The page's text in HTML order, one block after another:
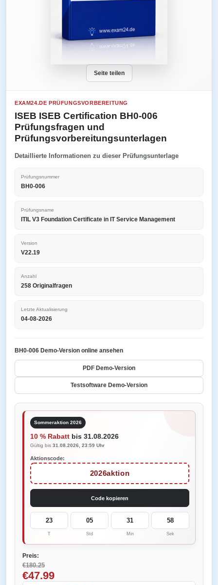
Seite teilen
EXAM24.DE PRÜFUNGSVORBEREITUNG
ISEB ISEB Certification BH0-006
Prüfungsfragen und
Prüfungsvorbereitungsunterlagen
Detaillierte Informationen zu dieser Prüfungsunterlage
Prüfungsnummer
BH0-006
Prüfungsname
ITIL V3 Foundation Certificate in IT Service Management
Version
V22.19
Anzahl
258 Originalfragen
Letzte Aktualisierung
04-08-2026
BH0-006 Demo-Version online ansehen
PDF Demo-Version
Testsoftware Demo-Version
Sommeraktion 2026
10 % Rabatt bis 31.08.2026
Gültig bis 31.08.2026, 23:59 Uhr
Aktionscode:
2026aktion
Code kopieren
23
T
05
Std
31
Min
58
Sek
Preis:
€180.25
€47.99